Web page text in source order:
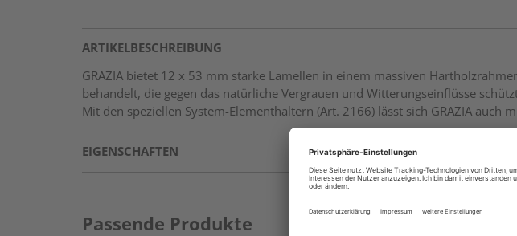
ARTIKELBESCHREIBUNG
GRAZIA bietet 12 x 53 mm starke Lamellen in einem massiven
behandelt, die gegen das natürliche Vergrauen und Witterungseinflüsse
Mit den speziellen System-Elementhaltern (Art. 2166) lässt sich GRAZIA auch
EIGENSCHAFTEN
Passende Produkte